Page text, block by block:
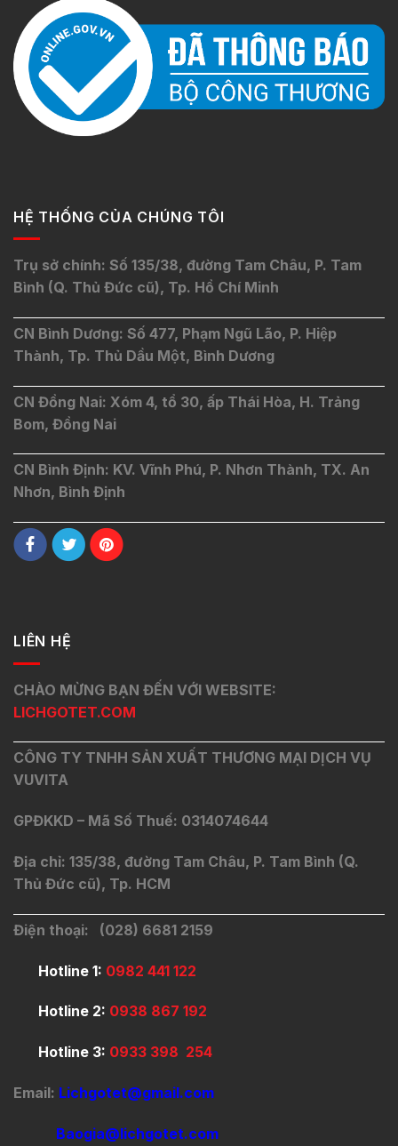
HỆ THỐNG CỦA CHÚNG TÔI
Trụ sở chính: Số 135/38, đường Tam Châu, P. Tam
Bình (Q. Thủ Đức cũ), Tp. Hồ Chí Minh
CN Bình Dương: Số 477, Phạm Ngũ Lão, P. Hiệp
Thành, Tp. Thủ Dầu Một, Bình Dương
CN Đồng Nai: Xóm 4, tổ 30, ấp Thái Hòa, H. Trảng
Bom, Đồng Nai
CN Bình Định: KV. Vĩnh Phú, P. Nhơn Thành, TX. An
Nhơn, Bình Định
LIÊN HỆ
CHÀO MỪNG BẠN ĐẾN VỚI WEBSITE:
LICHGOTET.COM
CÔNG TY TNHH SẢN XUẤT THƯƠNG MẠI DỊCH VỤ
VUVITA
GPĐKKD – Mã Số Thuế: 0314074644
Địa chỉ: 135/38, đường Tam Châu, P. Tam Bình (Q.
Thủ Đức cũ), Tp. HCM
Điện thoại: (028) 6681 2159
Hotline 1: 0982 441 122
Hotline 2: 0938 867 192
Hotline 3: 0933 398 254
Email: Lichgotet@gmail.com
Baogia@lichgotet.com